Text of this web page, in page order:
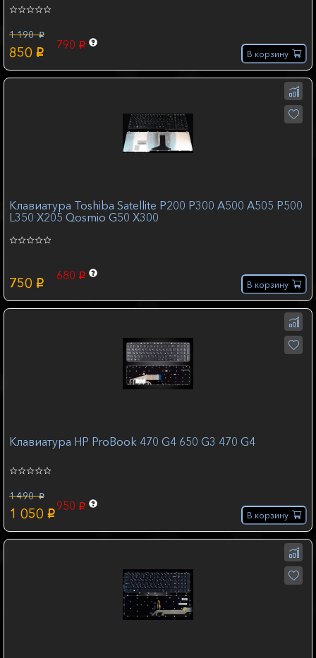
1 190 p
850 p
790 p
В корзину
Клавиатура Toshiba Satellite P200 P300 A500 A505 P500
L350 X205 Qosmio G50 X300
750 p
680 p
В корзину
Клавиатура HP ProBook 470 G4 650 G3 470 G4
1 490 p
1 050 p
950 p
В корзину